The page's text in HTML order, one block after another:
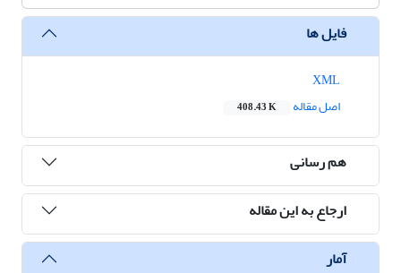
فایل ها
اصل مقاله
408.43 K
هم رسانی
ارجاع به این مقاله
آمار